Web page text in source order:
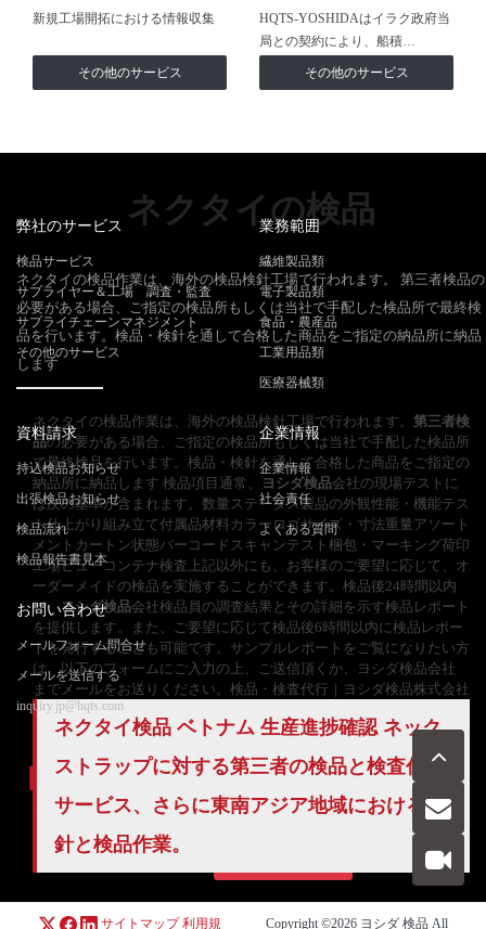
新規工場開拓における情報収集
その他のサービス
HQTS-YOSHIDAはイラク政府当
局との契約により、船積…
その他のサービス
ネクタイの検品
ネクタイの検品作業は、海外の検品検針工場で行われます。 第三者検品の
必要がある場合、ご指定の検品所もしくは当社で手配した検品所で最終検
品を行います。検品・検針を通して合格した商品をご指定の納品所に納品
します
ネクタイの検品作業は、海外の検品検針工場で行われます。 第三者検
品の必要がある場合、ご指定の検品所もしくは当社で手配した検品所
で最終検品を行います。検品・検針を通して合格した商品をご指定の
納品所に納品します 検品項目通常、
ヨシダ検品会社の現場テストに
は次の基準が含まれます。数量ステータス製品の外観性能・機能テス
ト仕上がり組み立て付属品材料カラーロゴサイズ・寸法重量アソート
メントカートン状態バーコードスキャンテスト梱包・マーキング荷印
工場ビューコンテナ検査上記以外にも、お客様のご要望に応じて、オ
ーダーメイドの検品を実施することができます。検品後24時間以内
に、ヨシダ検品会社検品員の調査結果とその詳細を示す検品レポート
を提供します。また、ご要望に応じて検品後6時間以内に検品レポー
トを発行することも可能です。サンプルレポートをご覧になりたい方
は、以下のフォームにご入力の上、ご送信頂くか、ヨシダ検品会社
までメールをお送りください。検品・検査代行｜ヨシダ検品株式会社
ネクタイ検品 ベトナム 生産進捗確認 ネック
ストラップに対する第三者の検品と検査代理
サービス、さらに東南アジア地域における検
針と検品作業。
弊社のサービス
検品サービス
サプライヤー＆工場 調査・監査
サプライチェーンマネジメント
その他のサービス
業務範囲
繊維製品類
電子製品類
食品・農産品
工業用品類
医療器械類
資料請求
持込検品お知らせ
出張検品お知らせ
検品流れ
検品報告書見本
企業情報
企業情報
社会責任
よくある質問
お問い合わせ
メールフォーム問合せ
メールを送信する
inquiry.jp@hqts.com
お電話でのお問い合わせ
サイトマップ 利用規 Copyright ©2026 ヨシダ 検品 All